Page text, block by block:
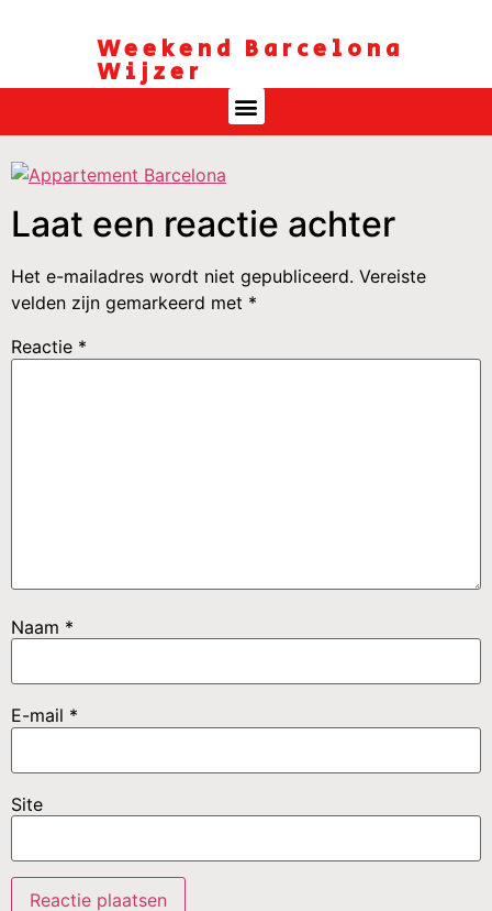
Weekend Barcelona
Wijzer
Laat een reactie achter
Het e-mailadres wordt niet gepubliceerd. Vereiste
velden zijn gemarkeerd met *
Reactie *
Naam *
E-mail *
Site